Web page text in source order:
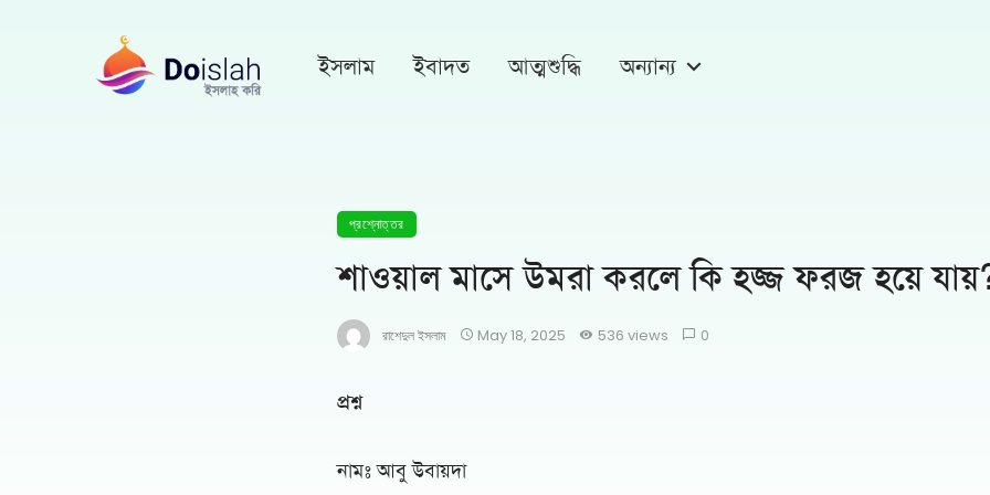
ইসলাম ইবাদত আত্মশুদ্ধি অন্যান্য
প্রশ্নোত্তর
শাওয়াল মাসে উমরা করলে কি হজ্জ ফরজ হয়ে
রাশেদুল ইসলাম May 18, 2025 536 views 0
প্রশ্ন
নামঃ আবু উবায়দা